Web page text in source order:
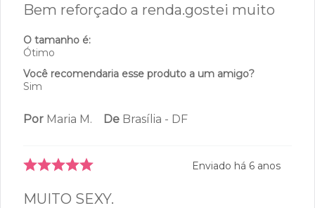
Bem reforçado a renda.gostei muito
O tamanho é:
Ótimo
Você recomendaria esse produto a um amigo?
Sim
Por Maria M. De Brasília - DF
Enviado há 6 anos
MUITO SEXY.